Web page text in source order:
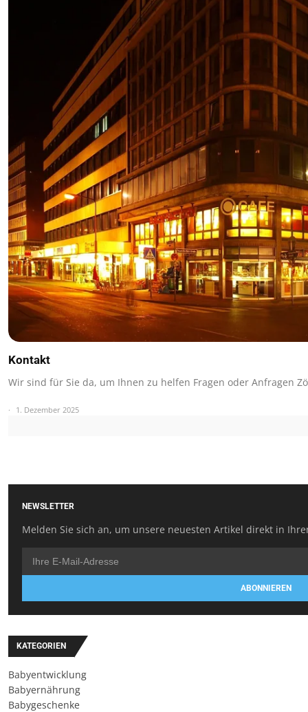
Kontakt
Wir sind für Sie da, um Ihnen zu helfen Fragen oder Anfragen
1. Dezember 2025
NEWSLETTER
Melden Sie sich an, um unsere neuesten Artikel direkt in
ABONNIEREN
KATEGORIEN
Babyentwicklung
Babyernährung
Babygeschenke